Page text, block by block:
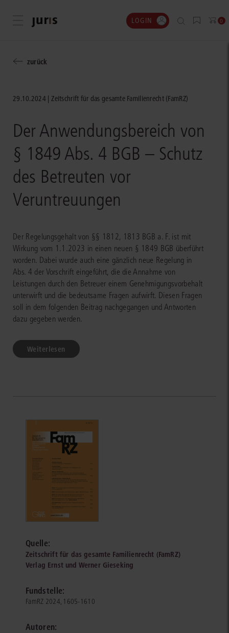
Menü öffnen LOGIN 0
zurück
29.10.2024 Zeitschrift für das gesamte Familienrecht (FamRZ)
Der Anwendungsbereich von
§ 1849 Abs. 4 BGB – Schutz
des Betreuten vor
Veruntreuungen
Der Regelungsgehalt von §§ 1812, 1813 BGB a. F. ist mit
Wirkung vom 1.1.2023 in einen neuen § 1849 BGB überführt
worden. Dabei wurde auch eine gänzlich neue Regelung in
Abs. 4 der Vorschrift eingeführt, die die Annahme von
Leistungen durch den Betreuer einem Genehmigungsvorbehalt
unterwirft und die bedeutsame Fragen aufwirft. Diesen Fragen
soll in dem folgenden Beitrag nachgegangen und Antworten
dazu gegeben werden.
Weiterlesen
Quelle:
Zeitschrift für das gesamte Familienrecht (FamRZ)
Verlag Ernst und Werner Gieseking
Fundstelle:
FamRZ 2024, 1605-1610
Autoren: